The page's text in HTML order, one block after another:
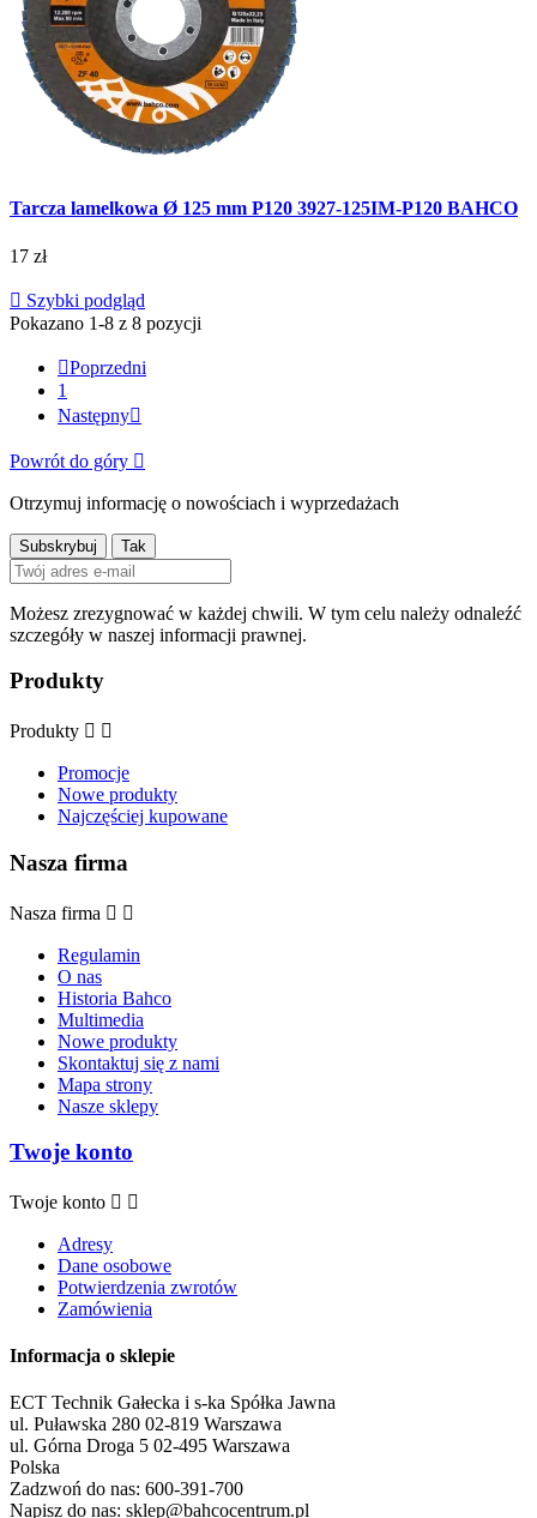
Tarcza lamelkowa Ø 125 mm P120 3927-125IM-P120 BAHCO
17 zł
 Szybki podgląd
Pokazano 1-8 z 8 pozycji
Poprzedni
1
Następny
Powrót do góry 
Otrzymuj informację o nowościach i wyprzedażach
Możesz zrezygnować w każdej chwili. W tym celu należy odnaleźć
szczegóły w naszej informacji prawnej.
Produkty
Produkty  
Promocje
Nowe produkty
Najczęściej kupowane
Nasza firma
Nasza firma  
Regulamin
O nas
Historia Bahco
Multimedia
Nowe produkty
Skontaktuj się z nami
Mapa strony
Nasze sklepy
Twoje konto
Twoje konto  
Adresy
Dane osobowe
Potwierdzenia zwrotów
Zamówienia
Informacja o sklepie
ECT Technik Gałecka i s-ka Spółka Jawna
ul. Puławska 280 02-819 Warszawa
ul. Górna Droga 5 02-495 Warszawa
Polska
Zadzwoń do nas: 600-391-700
Napisz do nas: sklep@bahcocentrum.pl